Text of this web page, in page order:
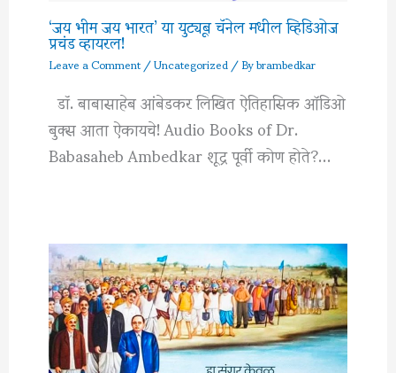
‘जय भीम जय भारत’ या युट्यूब चॅनेल मधील व्हिडिओज
प्रचंड व्हायरल!
Leave a Comment/Uncategorized/ Bybrambedkar
डॉ. बाबासाहेब आंबेडकर लिखित ऐतिहासिक ऑडिओ
बुक्स आता ऐकायचे! Audio Books of Dr.
Babasaheb Ambedkar शूद्र पूर्वी कोण होते?…